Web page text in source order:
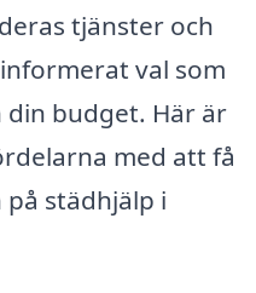
tjänster och
val som
din budget. Här är
med att få
städhjälp i